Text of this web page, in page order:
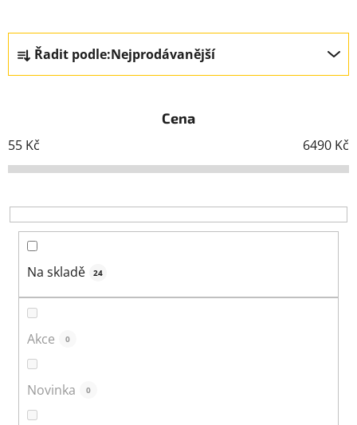
a
z
í
p
o
d
Řadit podle:Nejprodávanější
Cena
55 Kč 6490 Kč
Na skladě 24
Akce 0
Novinka 0